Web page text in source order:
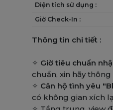
Diện tích sử dụng :
Giờ Check-In :
Thông tin chi tiết :
✧ Giờ tiêu chuẩn
chuẩn, xin hãy
✧ Căn hộ tình yêu
có không gian xích